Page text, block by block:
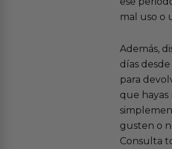
mal uso o
Además,
días
para
que
gusten o
Consulta